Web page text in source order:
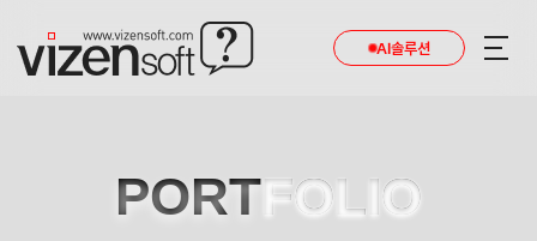
AI솔루션
PORTFOLIO